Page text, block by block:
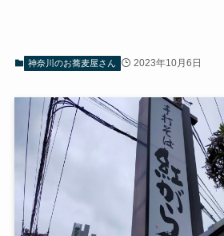
神奈川のお蕎麦屋さん 2023年10月6日